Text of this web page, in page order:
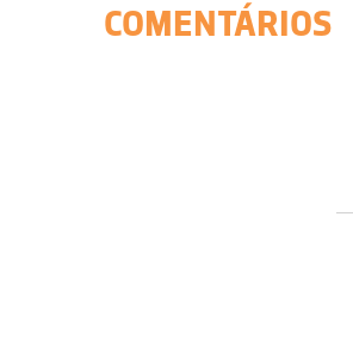
COMENTÁRIOS